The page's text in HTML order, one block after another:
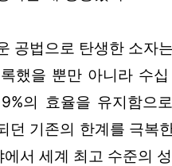
공법으로 탄생한 소자
했을 뿐만 아니라 수
의 효율을 유지함으
던 기존의 한계를 극복
서 세계 최고 수준의